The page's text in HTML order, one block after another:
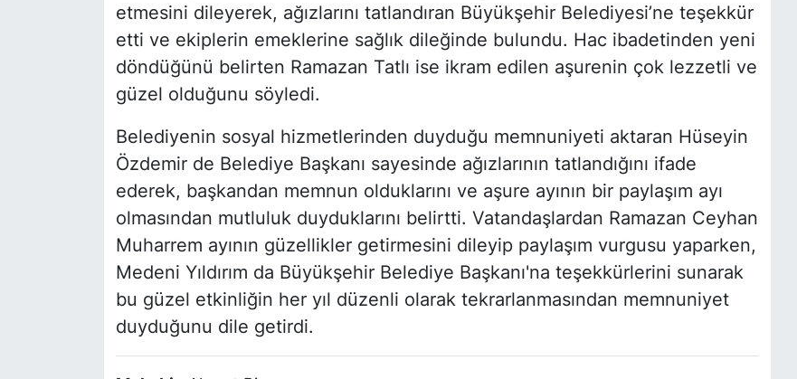
etmesini dileyerek, ağızlarını tatlandıran Büyükşehir Belediyesi’ne teşekkür
etti ve ekiplerin emeklerine sağlık dileğinde bulundu. Hac ibadetinden yeni
döndüğünü belirten Ramazan Tatlı ise ikram edilen aşurenin çok lezzetli ve
güzel olduğunu söyledi.
Belediyenin sosyal hizmetlerinden duyduğu memnuniyeti aktaran Hüseyin
Özdemir de Belediye Başkanı sayesinde ağızlarının tatlandığını ifade
ederek, başkandan memnun olduklarını ve aşure ayının bir paylaşım ayı
olmasından mutluluk duyduklarını belirtti. Vatandaşlardan Ramazan Ceyhan
Muharrem ayının güzellikler getirmesini dileyip paylaşım vurgusu yaparken,
Medeni Yıldırım da Büyükşehir Belediye Başkanı'na teşekkürlerini sunarak
bu güzel etkinliğin her yıl düzenli olarak tekrarlanmasından memnuniyet
duyduğunu dile getirdi.